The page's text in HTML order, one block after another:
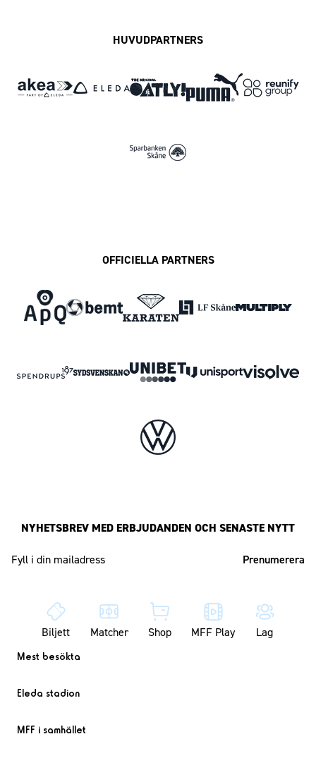
HUVUDPARTNERS
OFFICIELLA PARTNERS
NYHETSBREV MED ERBJUDANDEN OCH SENASTE NYTT
Biljett Matcher Shop MFF Play Lag
Mest besökta
Eleda stadion
MFF i samhället